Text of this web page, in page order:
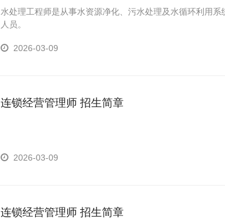
水处理工程师是从事水资源净化、污水处理及水循环利用
人员。
2026-03-09
连锁经营管理师 招生简章
2026-03-09
连锁经营管理师 招生简章